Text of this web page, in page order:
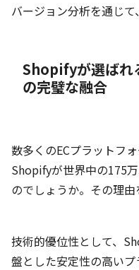
バージョン分析を通じて
Shopifyが選ばれ
の完璧な融合
数多くのECプラットフ
Shopifyが世界中の175
のでしょうか。その理由
技術的優位性として、
盤とした安定性の高い